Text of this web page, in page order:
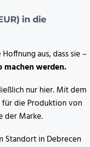
in die
aus, dass sie –
machen werden.
nur hier. Mit dem
die Produktion von
der Marke.
in Debrecen